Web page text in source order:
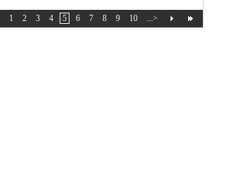
1 2 3 4 5 6 7 8 9 10 ...>